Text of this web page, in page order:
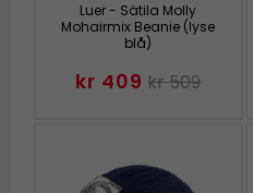
Luer - Sätila Molly
Mohairmix Beanie (lyse
blå)
kr 409 kr 509